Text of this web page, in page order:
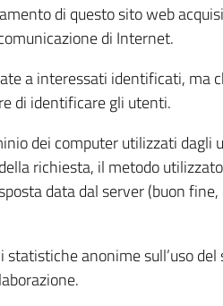
di questo sito web
di Internet.
a interessati identificati, ma
di identificare gli utenti.
dei computer utilizzati
richiesta, il metodo
data dal server (buon
anonime sull’uso